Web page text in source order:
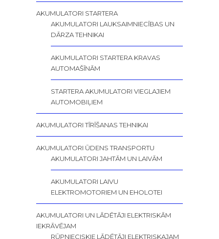
AKUMULATORI STARTERA
AKUMULATORI LAUKSAIMNIECĪBAS UN
DĀRZA TEHNIKAI
AKUMULATORI STARTERA KRAVAS
AUTOMAŠĪNĀM
STARTERA AKUMULATORI VIEGLAJIEM
AUTOMOBIĻIEM
AKUMULATORI TĪRĪŠANAS TEHNIKAI
AKUMULATORI ŪDENS TRANSPORTU
AKUMULATORI JAHTĀM UN LAIVĀM
AKUMULATORI LAIVU
ELEKTROMOTORIEM UN EHOLOTEI
AKUMULATORI UN LĀDĒTĀJI ELEKTRISKĀM
IEKRĀVĒJAM
RŪPNIECISKIE LĀDĒTĀJI ELEKTRISKAJAM